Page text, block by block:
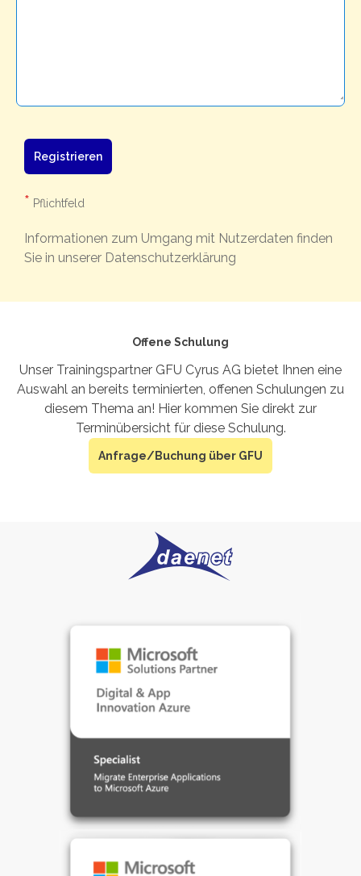
Registrieren
* Pflichtfeld
Informationen zum Umgang mit Nutzerdaten finden
Sie in unserer Datenschutzerklärung
Offene Schulung
Unser Trainingspartner GFU Cyrus AG bietet Ihnen eine
Auswahl an bereits terminierten, offenen Schulungen zu
diesem Thema an! Hier kommen Sie direkt zur
Terminübersicht für diese Schulung.
Anfrage/Buchung über GFU